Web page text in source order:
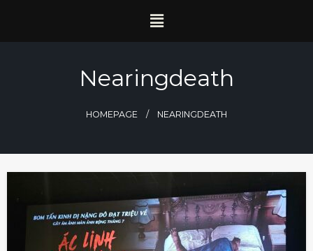
Nearingdeath
HOMEPAGE NEARINGDEATH